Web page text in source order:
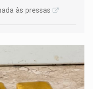
às pressas